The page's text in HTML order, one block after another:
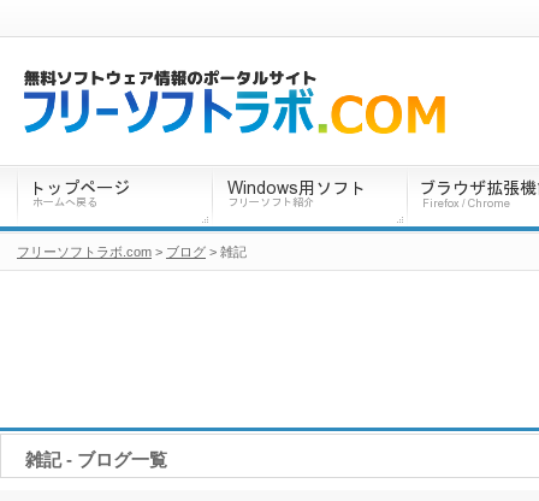
雑記 - ブログ一覧
フリーソフトラボ.com > ブログ > 雑記